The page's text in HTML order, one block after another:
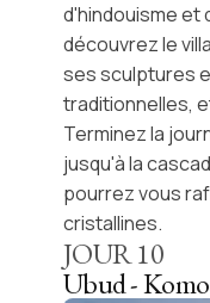
d'hindouisme et
découvrez le
ses sculptures
traditionnelles,
Terminez la
jusqu'à la
pourrez vous
cristallines.
JOUR10
Ubud -